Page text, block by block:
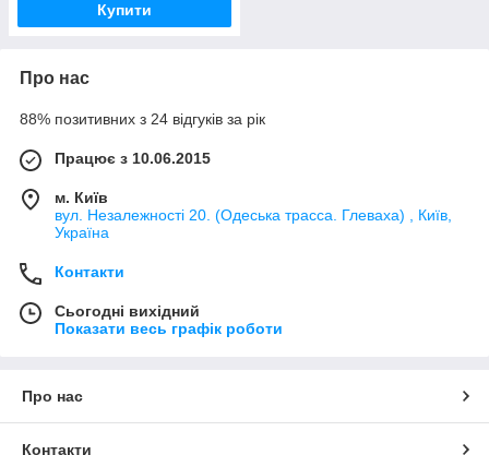
Купити
Про нас
88% позитивних з 24 відгуків за рік
Працює з 10.06.2015
м. Київ
вул. Незалежності 20. (Одеська трасса. Глеваха) , Київ,
Україна
Контакти
Сьогодні вихідний
Показати весь графік роботи
Про нас
Контакти